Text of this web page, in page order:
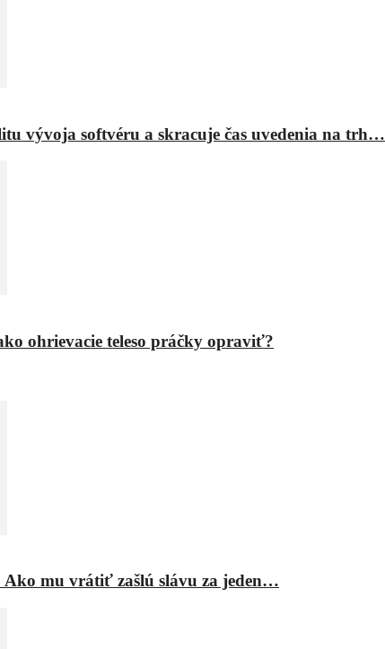
vývoja softvéru a skracuje čas uvedenia na trh…
ohrievacie teleso práčky opraviť?
Ako mu vrátiť zašlú slávu za jeden…